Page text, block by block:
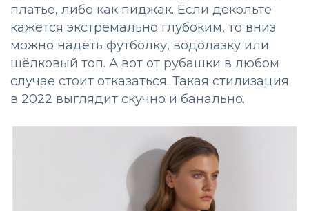
платье, либо как пиджак. Если декольте
кажется экстремально глубоким, то вниз
можно надеть футболку, водолазку или
шёлковый топ. А вот от рубашки в любом
случае стоит отказаться. Такая стилизация
в 2022 выглядит скучно и банально.